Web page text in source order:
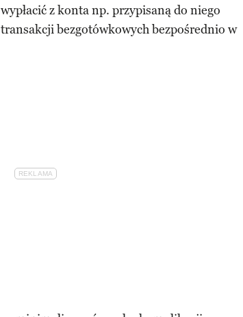
z konta np. przypisaną do niego
bezgotówkowych bezpośrednio w